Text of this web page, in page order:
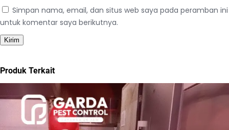
Simpan nama, email, dan situs web saya pada peramban ini
untuk komentar saya berikutnya.
Produk Terkait